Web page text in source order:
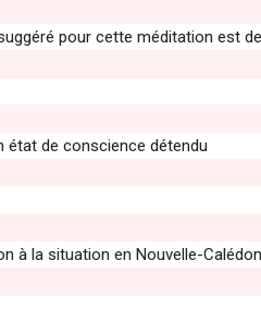
pour cette méditation est
état de conscience détendu
à la situation en Nouvelle-